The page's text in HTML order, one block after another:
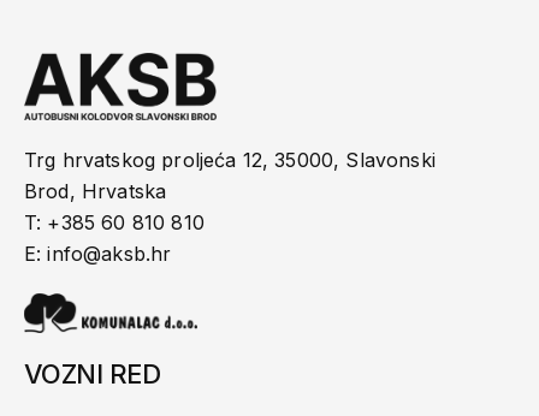
Trg hrvatskog proljeća 12, 35000, Slavonski
Brod, Hrvatska
T: +385 60 810 810
E: info@aksb.hr
VOZNI RED